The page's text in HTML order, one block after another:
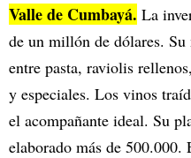
Valle de Cumbayá. La
de un millón de dólares. Su
entre pasta, raviolis
y especiales. Los vinos
el acompañante ideal. Su
elaborado más de